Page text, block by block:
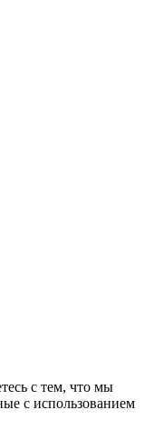
с тем, что мы
с использованием